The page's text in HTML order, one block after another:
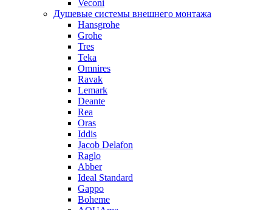
Veconi
Душевые системы внешнего монтажа
Hansgrohe
Grohe
Tres
Teka
Omnires
Ravak
Lemark
Deante
Rea
Oras
Iddis
Jacob Delafon
Raglo
Abber
Ideal Standard
Gappo
Boheme